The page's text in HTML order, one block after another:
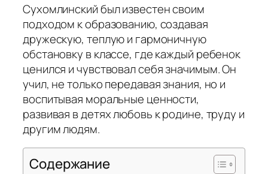
Сухомлинский был известен своим
подходом к образованию, создавая
дружескую, теплую и гармоничную
обстановку в классе, где каждый ребенок
ценился и чувствовал себя значимым. Он
учил, не только передавая знания, но и
воспитывая моральные ценности,
развивая в детях любовь к родине, труду и
другим людям.
Содержание